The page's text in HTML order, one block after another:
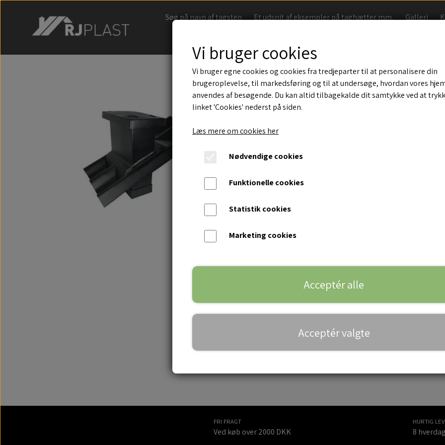
Søg på navn af tagsten Et udsnit af eksempler på taghætter mm. Galleri
B9 med special rør på
eksisterende rør
20, Teglbrun
2.650,00 kr.
B9 specialtaghætte til eksisterende etagebyggeri.
15
Vælg farve*
Teglbrun
− + Tilføj til
FRI FRAGT
Ved køb over 2000 DKK
HURTIG
8
Vi bruger cookies
Vi bruger egne cookies og cookies fra tredjeparter til at personalisere din
brugeroplevelse, til markedsføring og til at undersøge, hvordan vores
anvendes af besøgende. Du kan altid tilbagekalde dit samtykke ved at
linket 'Cookies' nederst på siden.
Læs mere om cookies her
Nødvendige cookies
Funktionelle cookies
Statistik cookies
Marketing cookies
Acceptér alle
Acceptér valgte